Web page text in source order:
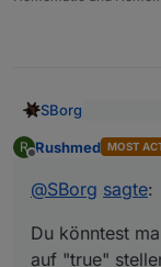
SBorg
seit
nachts
Ich
das
ja, genau
resettet.
"true"
paar MB
R Rushmed MOST
@SBorg sagte:
Du könntest
auf "true"